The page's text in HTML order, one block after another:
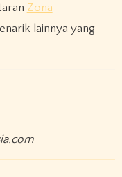
Zona
lainnya yang